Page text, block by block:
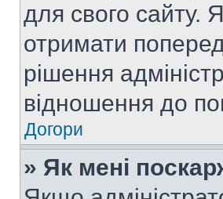
для свого
отримати
рішення
відношення до
Догори
» Як мені